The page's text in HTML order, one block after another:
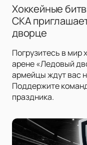
Хоккейные
СКА
дворце
Погрузитесь в мир
арене «Ледовый
армейцы ждут вас
Поддержите
праздника.